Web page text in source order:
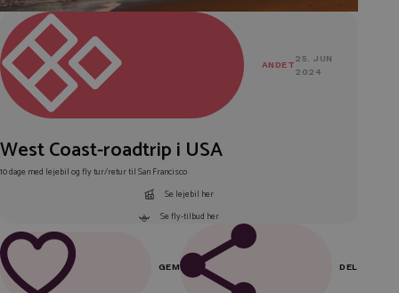
ANDET
25. JUN
2024
West Coast-roadtrip i USA
10 dage med lejebil og fly tur/retur til San Francisco
Se lejebil her
Se fly-tilbud her
GEM DEL